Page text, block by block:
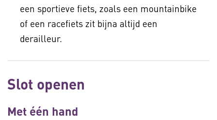
een sportieve fiets, zoals een mountainbike
of een racefiets zit bijna altijd een
derailleur.
Slot openen
Met één hand